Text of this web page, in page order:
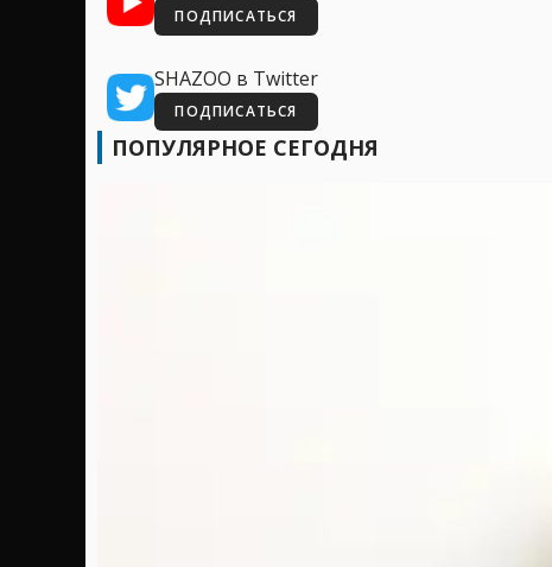
ПОДПИСАТЬСЯ
SHAZOO в Twitter
ПОДПИСАТЬСЯ
ПОПУЛЯРНОЕ СЕГОДНЯ